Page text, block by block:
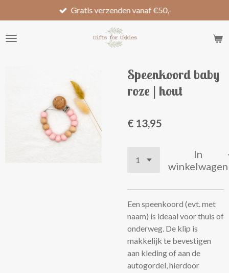
direct
naar
Gratis verzenden vanaf €50,-
Speenkoord baby
roze | hout
€ 13,95
In
winkelwagen
Een speenkoord (evt. met
naam) is ideaal voor thuis of
onderweg. De klip is
makkelijk te bevestigen
aan kleding of aan de
autogordel, hierdoor